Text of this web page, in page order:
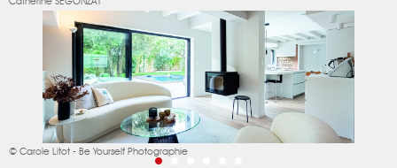
© Carole Litot - Be Yourself Photographie